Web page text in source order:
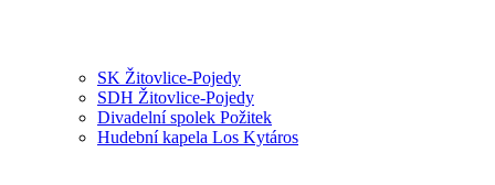
SK Žitovlice-Pojedy
SDH Žitovlice-Pojedy
Divadelní spolek Požitek
Hudební kapela Los Kytáros